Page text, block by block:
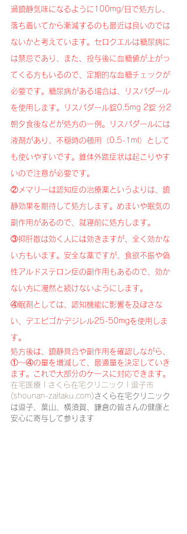
過鎮静気味になるように100mg/日で処方し、
落ち着いてから漸減するのも最近は良いのでは
ないかと考えています。セロクエルは糖尿病に
は禁忌であり、また、投与後に血糖値が上がっ
てくる方もいるので、定期的な血糖チェックが
必要です。糖尿病がある場合は、リスパダール
を使用します。リスパダール錠0.5mg 2錠 分2
朝夕食後などが処方の一例。リスパダールには
液剤があり、不穏時の頓用（0.5-1ml）として
も使いやすいです。錐体外路症状は起こりやす
いので注意が必要です。
②メマリーは認知症の治療薬というよりは、鎮
静効果を期待して処方します。めまいや眠気の
副作用があるので、就寝前に処方します。
③抑肝散は効く人には効きますが、全く効かな
い方もいます。安全な薬ですが、食欲不振や偽
性アルドステロン症の副作用もあるので、効か
ない方に漫然と続けないようにします。
④眠剤としては、認知機能に影響を及ぼさな
い、デエビゴかデジレル25-50mgを使用しま
す。
処方後は、鎮静具合や副作用を確認しながら、
①〜④の量を増減して、最適量を決定していき
ます。これで大部分のケースに対応できます。
在宅医療 | さくら在宅クリニック | 逗子市
(shounan-zaitaku.com)さくら在宅クリニック
は逗子、葉山、横須賀、鎌倉の皆さんの健康と
安心に寄与して参ります